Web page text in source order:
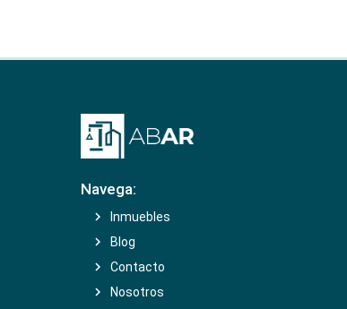
Navega:
Inmuebles
Blog
Contacto
Nosotros